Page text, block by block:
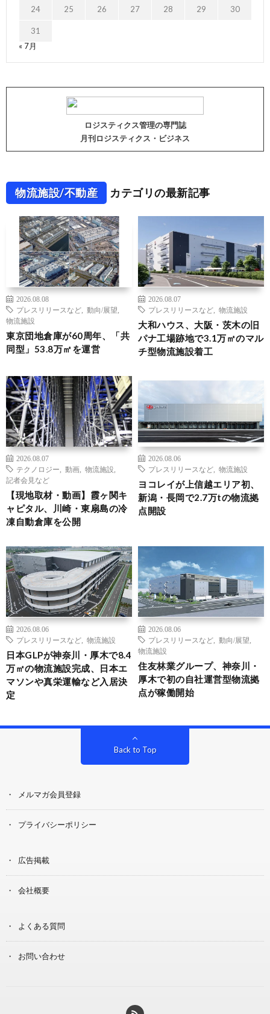
24 25 26 27 28 29 30
31
« 7月
ロジスティクス管理の専門誌
月刊ロジスティクス・ビジネス
物流施設/不動産 カテゴリの最新記事
2026.08.08
プレスリリースなど
動向/展望
物流施設
東京団地倉庫が60周年、「共
同型」53.8万㎡を運営
2026.08.07
プレスリリースなど
物流施設
大和ハウス、大阪・茨木の旧
パナ工場跡地で3.1万㎡のマル
チ型物流施設着工
2026.08.07
テクノロジー
動画 物流施設
記者会見など
【現地取材・動画】霞ヶ関キ
ャピタル、川崎・東扇島の冷
凍自動倉庫を公開
2026.08.06
プレスリリースなど
物流施設
ヨコレイが上信越エリア初、
新潟・長岡で2.7万tの物流拠
点開設
2026.08.06
プレスリリースなど
物流施設
日本GLPが神奈川・厚木で8.4
万㎡の物流施設完成、日本エ
マソンや真栄運輸など入居決
定
2026.08.06
プレスリリースなど
動向/展望
物流施設
住友林業グループ、神奈川・
厚木で初の自社運営型物流拠
点が稼働開始
Back to Top
メルマガ会員登録
プライバシーポリシー
広告掲載
会社概要
よくある質問
お問い合わせ